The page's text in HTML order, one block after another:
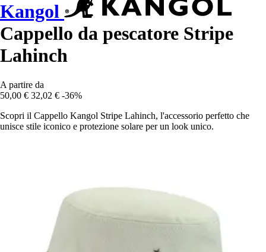
Kangol
Cappello da pescatore Stripe
Lahinch
A partire da
50,00 € 32,02 € -36%
Scopri il Cappello Kangol Stripe Lahinch, l'accessorio perfetto che
unisce stile iconico e protezione solare per un look unico.